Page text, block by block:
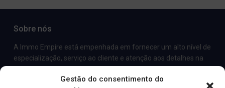
Gestão do consentimento do
Sobre nós
A Immo Empire está empenhada em fornecer um alto nível de
especialização, serviço ao cliente e atenção aos detalhes na